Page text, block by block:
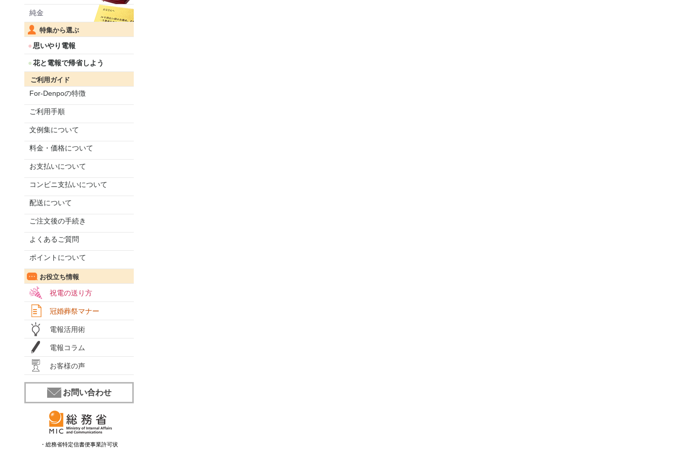
純金
特集から選ぶ
思いやり電報
花と電報で帰省しよう
ご利用ガイド
For-Denpoの特徴
ご利用手順
文例集について
料金・価格について
お支払いについて
コンビニ支払いについて
配送について
ご注文後の手続き
よくあるご質問
ポイントについて
お役立ち情報
祝電の送り方
冠婚葬祭マナー
電報活用術
電報コラム
お客様の声
お問い合わせ
・総務省特定信書便事業許可状